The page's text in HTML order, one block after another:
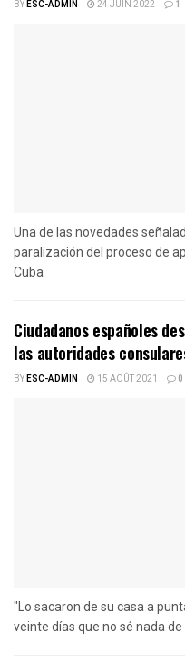
BY ESC-ADMIN 24 JUIN 2022 1
Una de las novedades
paralización del proceso de
Cuba
Ciudadanos españoles
las autoridades
BYESC-ADMIN 15 AOÛT 2021 0
"Lo sacaron de su casa a
veinte días que no sé nada de